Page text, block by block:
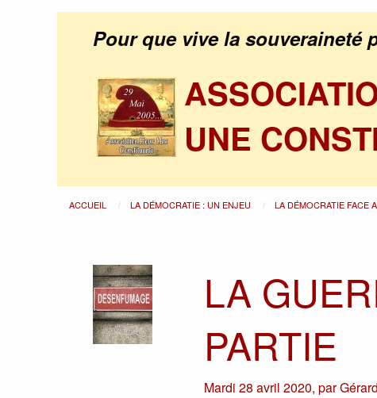
Pour que vive la souveraineté
UNE
ACCUEIL LA DÉMOCRATIE : UN ENJEU LA DÉMOCRATIE FACE
LA
PARTIE
Mardi 28 avril 2020,par